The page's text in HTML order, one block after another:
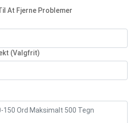
At Fjerne Problemer
(Valgfrit)